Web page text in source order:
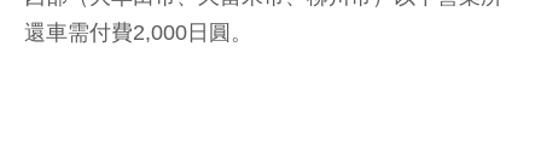
還車需付費2,000日圓。